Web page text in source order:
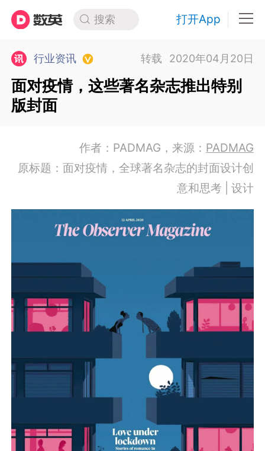
搜索 打开App
行业资讯 转载 2020年04月20日
面对疫情，这些著名杂志推出特别
版封面
作者：PADMAG，来源： PADMAG
原标题：面对疫情，全球著名杂志的封面设计创
意和思考 | 设计